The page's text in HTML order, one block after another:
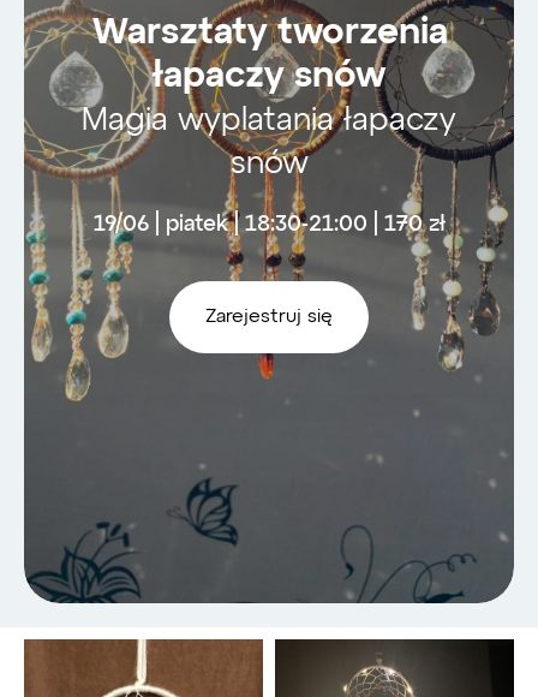
Warsztaty tworzenia
łapaczy snów
Magia wyplatania łapaczy
snów
19/06 | piatek | 18:30-21:00 | 170 zł
Zarejestruj się